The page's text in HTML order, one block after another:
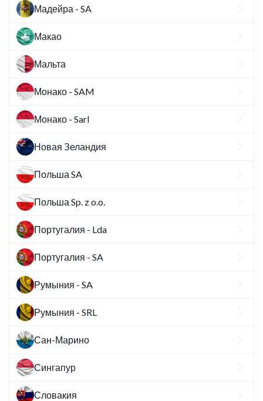
Мадейра - SA
Макао
Мальта
Монако - SAM
Монако - Sarl
Новая Зеландия
Польша SA
Польша Sp. z o.o.
Португалия - Lda
Португалия - SA
Румыния - SA
Румыния - SRL
Сан-Марино
Сингапур
Словакия